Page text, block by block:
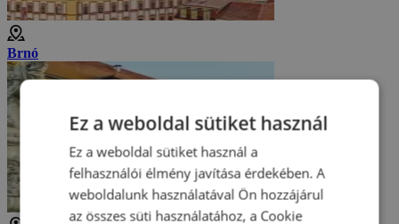
Brnó
Ez a weboldal sütiket használ
Ez a weboldal sütiket használ a
felhasználói élmény javítása érdekében. A
weboldalunk használatával Ön hozzájárul
az összes süti használatához, a Cookie